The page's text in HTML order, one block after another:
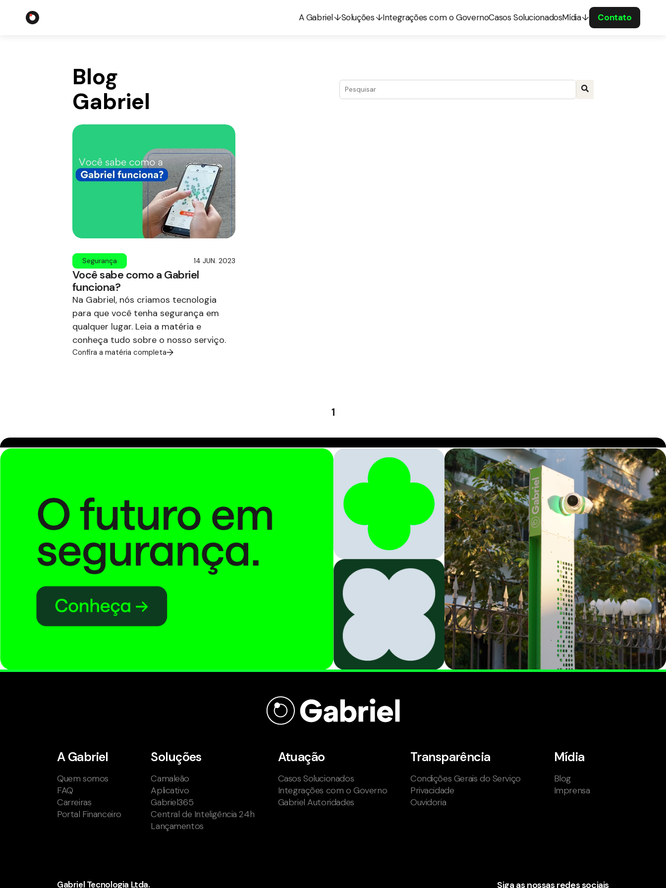
A Gabriel Soluções Integrações com o GovernoCasos SolucionadosMídia Contato
Blog
Gabriel
Este é um campo de pesquisa com recurso de sugestão automática incluído.
Segurança 14 JUN. 2023
Você sabe como a Gabriel
funciona?
Na Gabriel, nós criamos tecnologia
para que você tenha segurança em
qualquer lugar. Leia a matéria e
conheça tudo sobre o nosso serviço.
Confira a matéria completa
1
A Gabriel
Quem somos
FAQ
Carreiras
Portal Financeiro
Soluções
Camaleão
Aplicativo
Gabriel365
Central de Inteligência 24h
Lançamentos
Atuação
Casos Solucionados
Integrações com o Governo
Gabriel Autoridades
Transparência
Condições Gerais do Serviço
Privacidade
Ouvidoria
Mídia
Blog
Imprensa
Gabriel Tecnologia Ltda. Siga as nossas redes sociais